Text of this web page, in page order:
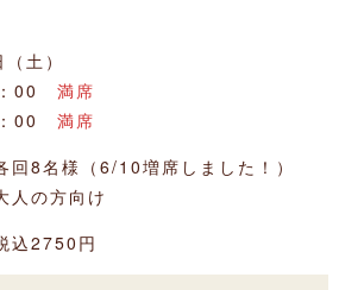
（土）
00 満席
00 満席
様（6/10増席しました！）
人の方向け
2750円